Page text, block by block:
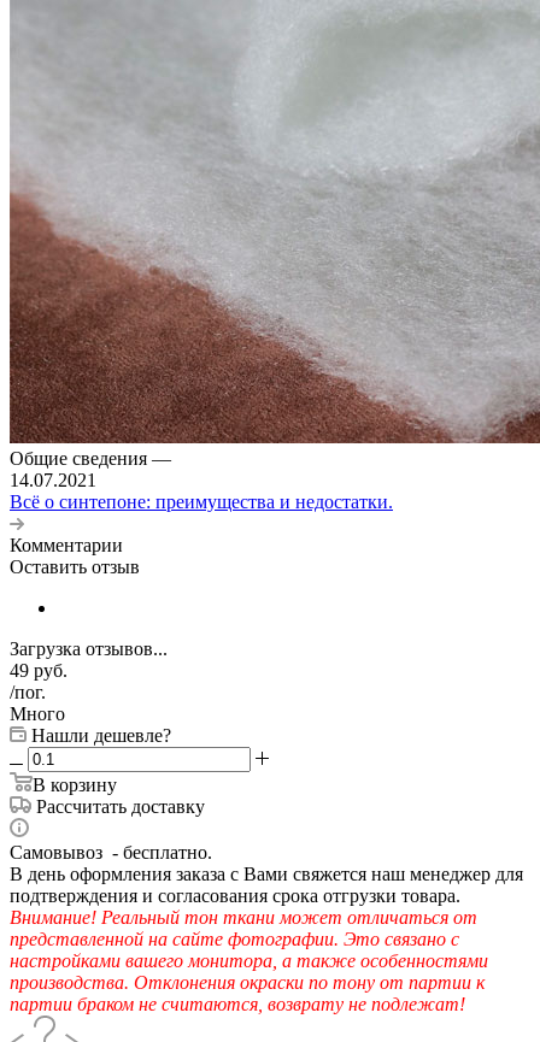
Общие сведения —
14.07.2021
Всё о синтепоне: преимущества и недостатки.
Комментарии
Оставить отзыв
Загрузка отзывов...
49 руб.
/пог.
Много
Нашли дешевле?
В корзину
Рассчитать доставку
Самовывоз - бесплатно.
В день оформления заказа с Вами свяжется наш менеджер для
подтверждения и согласования срока отгрузки товара.
Внимание! Реальный тон ткани может отличаться от
представленной на сайте фотографии. Это связано с
настройками вашего монитора, а также особенностями
производства. Отклонения окраски по тону от партии к
партии браком не считаются, возврату не подлежат!